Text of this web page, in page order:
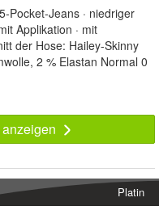
Pocket-Jeans · niedriger
Applikation · mit
der Hose: Hailey-Skinny
2 % Elastan Normal 0
Platin